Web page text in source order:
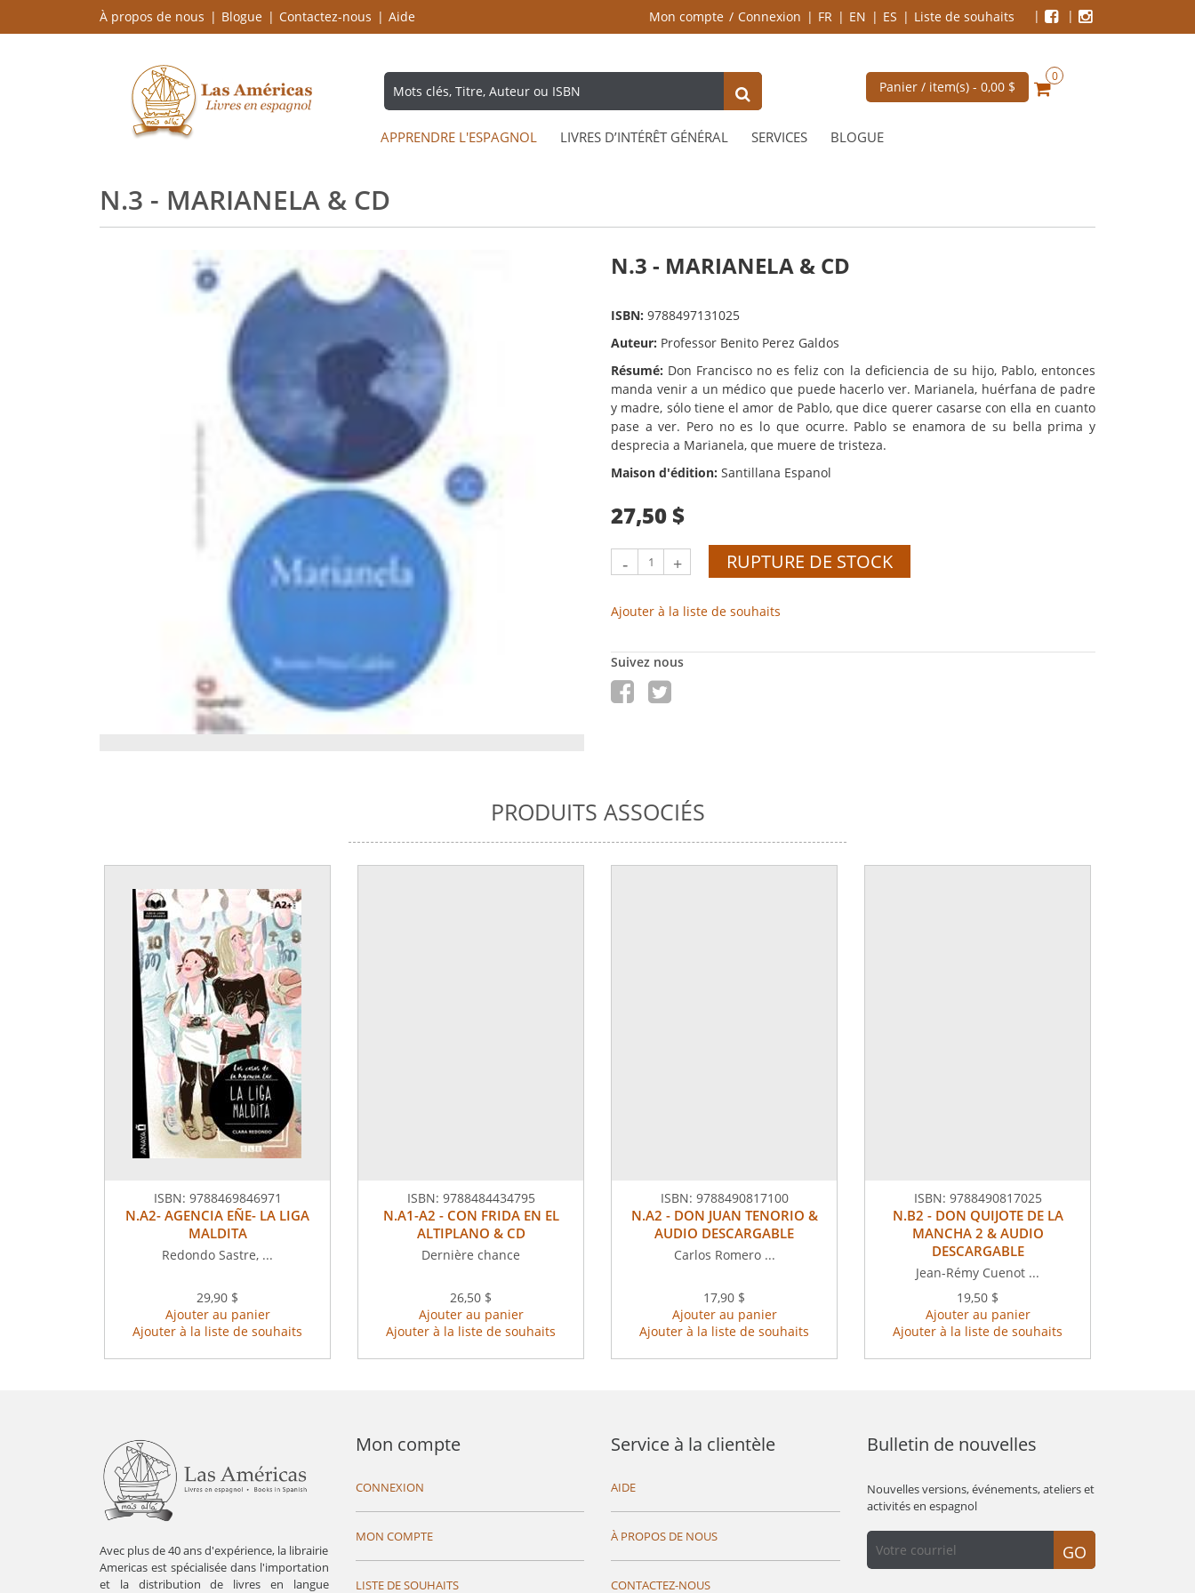
À propos de nous Blogue Contactez-nous Aide Mon compte Connexion FR EN ES Liste de souhaits
Panier / item(s) - 0,00 $
0
APPRENDRE L'ESPAGNOL LIVRES D’INTÉRÊT GÉNÉRAL SERVICES BLOGUE
N.3 - MARIANELA & CD
N.3 - MARIANELA & CD
ISBN: 9788497131025
Auteur: Professor Benito Perez Galdos
Résumé: Don Francisco no es feliz con la deficiencia de su hijo, Pablo, entonces
manda venir a un médico que puede hacerlo ver. Marianela, huérfana de padre
y madre, sólo tiene el amor de Pablo, que dice querer casarse con ella en cuanto
pase a ver. Pero no es lo que ocurre. Pablo se enamora de su bella prima y
desprecia a Marianela, que muere de tristeza.
Maison d'édition: Santillana Espanol
27,50 $
- + RUPTURE DE STOCK
Ajouter à la liste de souhaits
Suivez nous
PRODUITS ASSOCIÉS
ISBN: 9788469846971
N.A2- AGENCIA EÑE- LA LIGA
MALDITA
Redondo Sastre, ...
29,90 $
Ajouter au panier
Ajouter à la liste de souhaits
ISBN: 9788484434795
N.A1-A2 - CON FRIDA EN EL
ALTIPLANO & CD
Dernière chance
26,50 $
Ajouter au panier
Ajouter à la liste de souhaits
ISBN: 9788490817100
N.A2 - DON JUAN TENORIO &
AUDIO DESCARGABLE
Carlos Romero ...
17,90 $
Ajouter au panier
Ajouter à la liste de souhaits
ISBN: 9788490817025
N.B2 - DON QUIJOTE DE LA
MANCHA 2 & AUDIO
DESCARGABLE
Jean-Rémy Cuenot ...
19,50 $
Ajouter au panier
Ajouter à la liste de souhaits
Avec plus de 40 ans d'expérience, la librairie
Americas est spécialisée dans l'importation
et la distribution de livres en langue
Mon compte
CONNEXION
MON COMPTE
LISTE DE SOUHAITS
Service à la clientèle
AIDE
À PROPOS DE NOUS
CONTACTEZ-NOUS
Bulletin de nouvelles
Nouvelles versions, événements, ateliers et
activités en espagnol
GO